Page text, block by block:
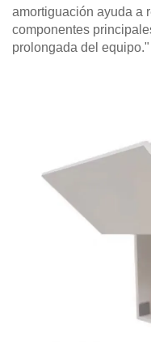
amortiguación ayuda a
componentes
prolongada del equipo."